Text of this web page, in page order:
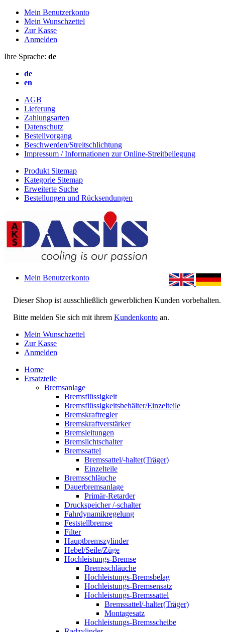
Mein Benutzerkonto
Mein Wunschzettel
Zur Kasse
Anmelden
Ihre Sprache: de
de
en
AGB
Lieferung
Zahlungsarten
Datenschutz
Bestellvorgang
Beschwerden/Streitschlichtung
Impressum / Informationen zur Online-Streitbeilegung
Produkt Sitemap
Kategorie Sitemap
Erweiterte Suche
Bestellungen und Rücksendungen
Dieser Shop ist ausschließlich gewerblichen Kunden vorbehalten.
Bitte melden Sie sich mit ihrem Kundenkonto an.
Mein Benutzerkonto
Mein Wunschzettel
Zur Kasse
Anmelden
Home
Ersatzteile
Bremsanlage
Bremsflüssigkeit
Bremsflüssigkeitsbehälter/Einzelteile
Bremskraftregler
Bremskraftverstärker
Bremsleitungen
Bremslichtschalter
Bremssattel
Bremssattel/-halter(Träger)
Einzelteile
Bremsschläuche
Dauerbremsanlage
Primär-Retarder
Druckspeicher /-schalter
Fahrdynamikregelung
Feststellbremse
Filter
Hauptbremszylinder
Hebel/Seile/Züge
Hochleistungs-Bremse
Bremsschläuche
Hochleistungs-Bremsbelag
Hochleistungs-Bremsensatz
Hochleistungs-Bremssattel
Bremssattel/-halter(Träger)
Montagesatz
Hochleistungs-Bremsscheibe